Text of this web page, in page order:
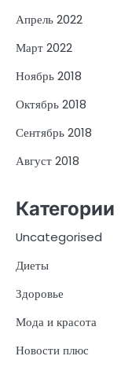
Апрель 2022
Март 2022
Ноябрь 2018
Октябрь 2018
Сентябрь 2018
Август 2018
Категории
Uncategorised
Диеты
Здоровье
Мода и красота
Новости плюс